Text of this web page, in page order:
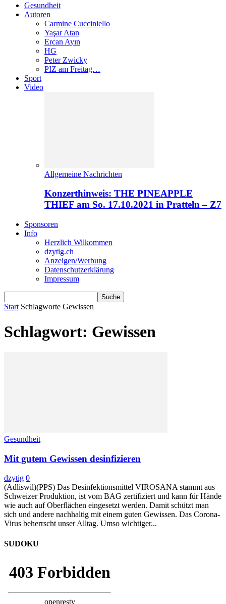
Gesundheit
Autoren
Carmine Cucciniello
Yaşar Atan
Ercan Ayın
HG
Peter Zwicky
PIZ am Freitag…
Sport
Video
Allgemeine Nachrichten
Konzerthinweis: THE PINEAPPLE
THIEF am So. 17.10.2021 in Pratteln – Z7
Sponsoren
Info
Herzlich Wilkommen
dzytig.ch
Anzeigen/Werbung
Datenschutzerklärung
Impressum
Start Schlagworte Gewissen
Schlagwort: Gewissen
Gesundheit
Mit gutem Gewissen desinfizieren
dzytig 0
(Adliswil)(PPS) Das Desinfektionsmittel VIROSANA stammt aus
Schweizer Produktion, ist vom BAG zertifiziert und kann für Hände
wie auch auf Oberflächen eingesetzt werden. Damit schützt man
sich und andere nachhaltig mit einem guten Gewissen. Das Corona-
Virus beherrscht unser Alltag. Umso wichtiger...
SUDOKU